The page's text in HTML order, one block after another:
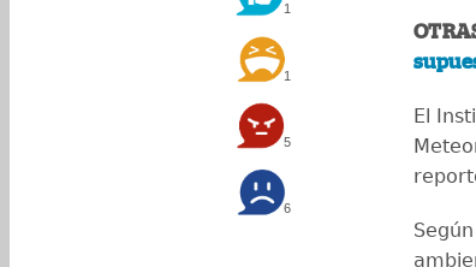
1
1
5
6
El